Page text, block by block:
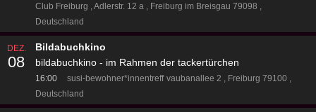
Club Freiburg
Adlerstr. 12 a
Freiburg im Breisgau 79098
Deutschland
DEZ.
08
Bildabuchkino
bildabuchkino - im Rahmen der tackertürchen
16:00 susi-bewohner*innentreff vaubanallee 2
Freiburg 79100
Deutschland